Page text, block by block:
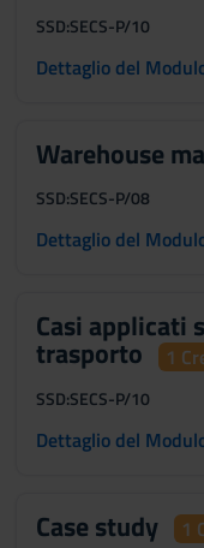
SSD:SECS-P/10
Dettaglio del
Warehouse
SSD:SECS-P/08
Dettaglio del
Casi applicati
trasporto 1
SSD:SECS-P/10
Dettaglio del
Case study 1